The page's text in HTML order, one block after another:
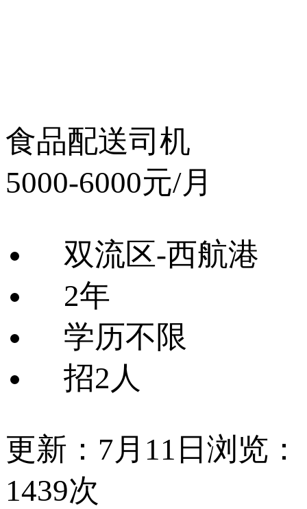
食品配送司机
5000-6000元/月
双流区-西航港
2年
学历不限
招2人
更新：7月11日 浏览：
1439次